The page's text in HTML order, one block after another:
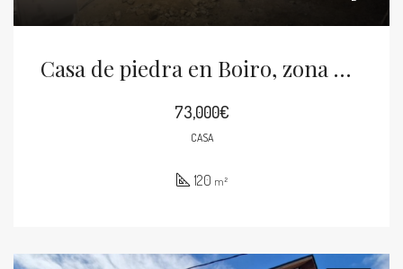
Casa de piedra en Boiro, zona Sandrenzo
73,000€
CASA
120 m²